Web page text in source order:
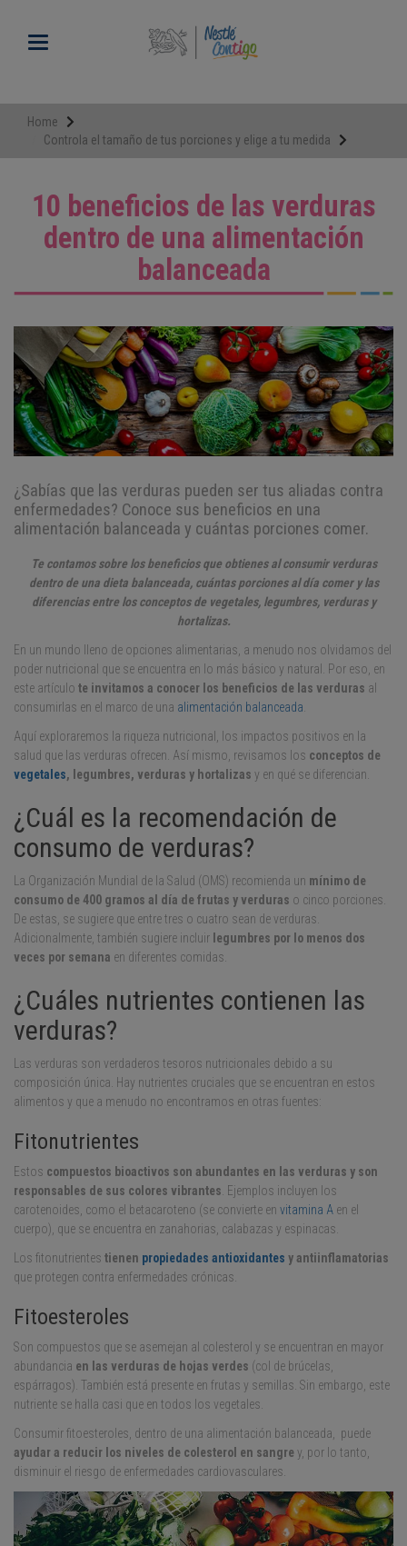
contenidoToggle navigation
Home
Controla el tamaño de tus porciones y elige a tu medida
10 beneficios de las verduras
dentro de una alimentación
balanceada
¿Sabías que las verduras pueden ser tus aliadas contra
enfermedades? Conoce sus beneficios en una
alimentación balanceada y cuántas porciones comer.
Te contamos sobre los beneficios que obtienes al consumir verduras
dentro de una dieta balanceada, cuántas porciones al día comer y las
diferencias entre los conceptos de vegetales, legumbres, verduras y
hortalizas.
En un mundo lleno de opciones alimentarias, a menudo nos olvidamos del
poder nutricional que se encuentra en lo más básico y natural. Por eso, en
este artículo te invitamos a conocer los beneficios de las verduras al
consumirlas en el marco de una alimentación balanceada
Aquí exploraremos la riqueza nutricional, los impactos positivos en la
salud que las verduras ofrecen. Así mismo, revisamos los conceptos de
vegetales, legumbres, verduras y hortalizas y en qué se diferencian.
¿Cuál es la recomendación de
consumo de verduras?
La Organización Mundial de la Salud (OMS) recomienda un mínimo de
consumo de 400 gramos al día de frutas y verduras o cinco porciones.
De estas, se sugiere que entre tres o cuatro sean de verduras.
Adicionalmente, también sugiere incluir legumbres por lo menos dos
veces por semana en diferentes comidas.
¿Cuáles nutrientes contienen las
verduras?
Las verduras son verdaderos tesoros nutricionales debido a su
composición única. Hay nutrientes cruciales que se encuentran en estos
alimentos y que a menudo no encontramos en otras fuentes:
Fitonutrientes
Estos compuestos bioactivos son abundantes en las verduras y son
responsables de sus colores vibrantes . Ejemplos incluyen los
carotenoides, como el betacaroteno (se convierte en vitamina A en el
cuerpo), que se encuentra en zanahorias, calabazas y espinacas.
Los fitonutrientes tienen propiedades antioxidantes y antiinflamatorias
que protegen contra enfermedades crónicas.
Fitoesteroles
Son compuestos que se asemejan al colesterol y se encuentran en mayor
abundancia en las verduras de hojas verdes (col de brúcelas,
espárragos). También está presente en frutas y semillas. Sin embargo, este
nutriente se halla casi que en todos los vegetales.
Consumir fitoesteroles, dentro de una alimentación balanceada, puede
ayudar a reducir los niveles de colesterol en sangrey, por lo tanto,
disminuir el riesgo de enfermedades cardiovasculares.